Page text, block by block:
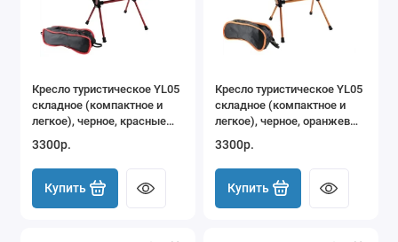
Спальники
Средства защиты от насекомых
Стяжные ремни для крепления груза
Сумки
Термобоксы
Кресло туристическое YL05
складное (компактное и
легкое), черное, красные
3300р.
Купить
Кресло туристическое YL05
складное (компактное и
легкое), черное, оранжевые
3300р.
Купить